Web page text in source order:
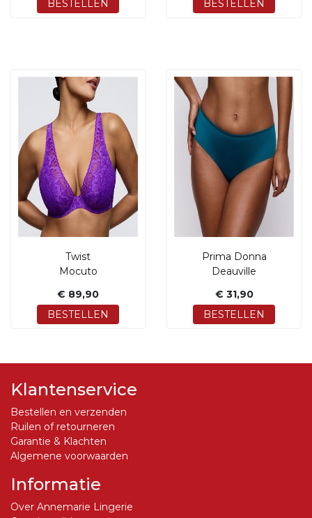
BESTELLEN
BESTELLEN
Twist
Mocuto
€ 89,90
BESTELLEN
Prima Donna
Deauville
€ 31,90
BESTELLEN
Klantenservice
Bestellen en verzenden
Ruilen of retourneren
Garantie & Klachten
Algemene voorwaarden
Informatie
Over Annemarie Lingerie